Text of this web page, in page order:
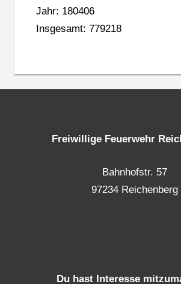
Jahr: 180406
Insgesamt: 779218
Freiwillige Feuerwehr
Bahnhofstr. 57
97234 Reichenberg
Du hast Interesse